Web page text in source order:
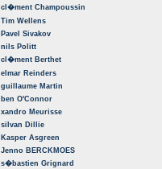
cl�ment Champoussin
Tim Wellens
Pavel Sivakov
nils Politt
cl�ment Berthet
elmar Reinders
guillaume Martin
ben O'Connor
xandro Meurisse
silvan Dillie
Kasper Asgreen
Jenno BERCKMOES
s�bastien Grignard